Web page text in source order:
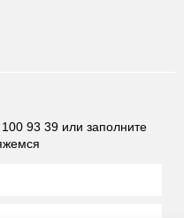
93 39 или заполните